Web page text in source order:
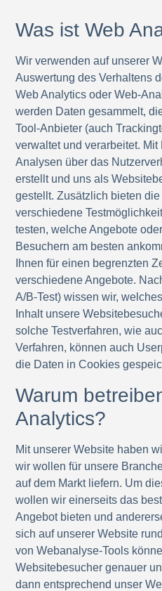
Was ist Web
Wir verwenden auf unserer
Auswertung des Verhaltens
Web Analytics oder Web-
werden Daten gesammelt,
Tool-Anbieter (auch
verwaltet und verarbeitet.
Analysen über das
erstellt und uns als
gestellt. Zusätzlich bieten
verschiedene
testen, welche Angebote
Besuchern am besten
Ihnen für einen begrenzten
verschiedene Angebote.
A/B-Test) wissen wir,
Inhalt unsere
solche Testverfahren, wie
Verfahren, können auch
die Daten in Cookies
Warum
Analytics?
Mit unserer Website haben
wir wollen für unsere
auf dem Markt liefern. Um
wollen wir einerseits das
Angebot bieten und
sich auf unserer Website
von Webanalyse-Tools
Websitebesucher genauer
dann entsprechend unser